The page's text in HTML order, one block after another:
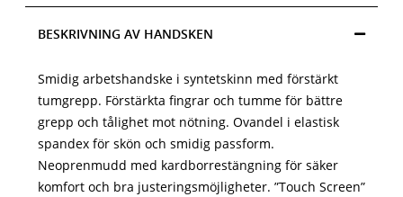
BESKRIVNING AV HANDSKEN
Smidig arbetshandske i syntetskinn med förstärkt
tumgrepp. Förstärkta fingrar och tumme för bättre
grepp och tålighet mot nötning. Ovandel i elastisk
spandex för skön och smidig passform.
Neoprenmudd med kardborrestängning för säker
komfort och bra justeringsmöjligheter. ”Touch Screen”